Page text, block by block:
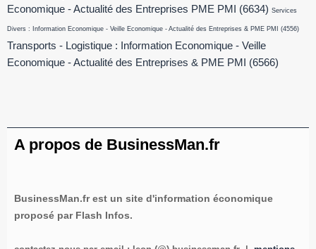
Economique - Actualité des Entreprises PME PMI
(6634) Services
Divers : Information Economique - Veille Economique - Actualité des Entreprises & PME PMI (4556)
Transports - Logistique : Information Economique - Veille
Economique - Actualité des Entreprises & PME PMI
(6566)
A propos de BusinessMan.fr
BusinessMan.fr est un site d'information économique
proposé par Flash Infos.